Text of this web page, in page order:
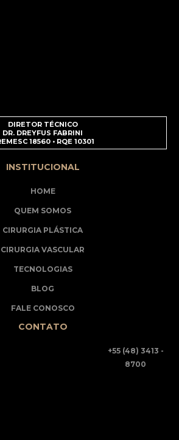
DIRETOR TÉCNICO
DR. DREYFUS FABRINI
18560 • RQE 10301
INSTITUCIONAL
HOME
QUEM SOMOS
CIRURGIA PLÁSTICA
CIRURGIA VASCULAR
TECNOLOGIAS
BLOG
FALE CONOSCO
CONTATO
+55 (48) 3413 -
8700